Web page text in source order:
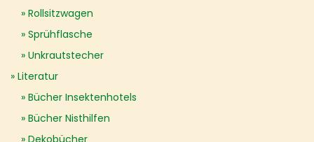
Rollsitzwagen
Sprühflasche
Unkrautstecher
Literatur
Bücher Insektenhotels
Bücher Nisthilfen
Dekobücher